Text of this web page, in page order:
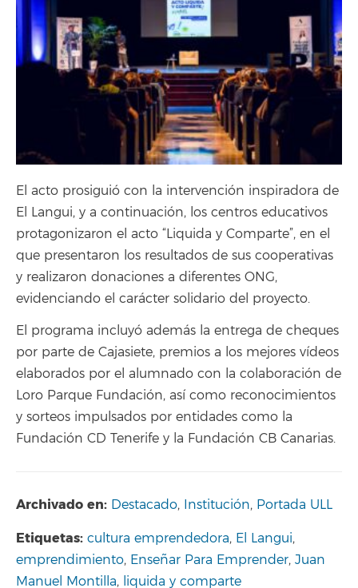
El acto prosiguió con la intervención inspiradora de
El Langui, y a continuación, los centros educativos
protagonizaron el acto “Liquida y Comparte”, en el
que presentaron los resultados de sus cooperativas
y realizaron donaciones a diferentes ONG,
evidenciando el carácter solidario del proyecto.
El programa incluyó además la entrega de cheques
por parte de Cajasiete, premios a los mejores vídeos
elaborados por el alumnado con la colaboración de
Loro Parque Fundación, así como reconocimientos
y sorteos impulsados por entidades como la
Fundación CD Tenerife y la Fundación CB Canarias.
Archivado en: Destacado, Institución, Portada ULL
Etiquetas: cultura emprendedora, El Langui,
emprendimiento, Enseñar Para Emprender, Juan
Manuel Montilla, liquida y comparte